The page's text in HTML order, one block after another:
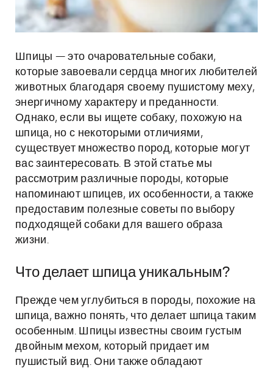
Шпицы — это очаровательные собаки,
которые завоевали сердца многих любителей
животных благодаря своему пушистому меху,
энергичному характеру и преданности.
Однако, если вы ищете собаку, похожую на
шпица, но с некоторыми отличиями,
существует множество пород, которые могут
вас заинтересовать. В этой статье мы
рассмотрим различные породы, которые
напоминают шпицев, их особенности, а также
предоставим полезные советы по выбору
подходящей собаки для вашего образа
жизни.
Что делает шпица уникальным?
Прежде чем углубиться в породы, похожие на
шпица, важно понять, что делает шпица таким
особенным. Шпицы известны своим густым
двойным мехом, который придает им
пушистый вид. Они также обладают